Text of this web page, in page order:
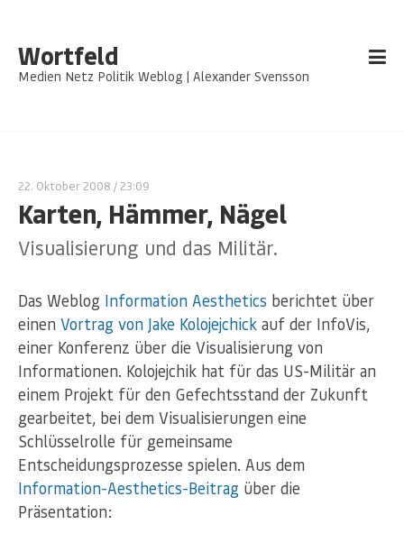
Wortfeld
Medien Netz Politik Weblog | Alexander Svensson
22. Oktober 2008 / 23:09
Karten, Hämmer, Nägel
Visualisierung und das Militär.
Das Weblog Information Aesthetics berichtet über
einen Vortrag von Jake Kolojejchick auf der InfoVis,
einer Konferenz über die Visualisierung von
Informationen. Kolojejchik hat für das US-Militär an
einem Projekt für den Gefechtsstand der Zukunft
gearbeitet, bei dem Visualisierungen eine
Schlüsselrolle für gemeinsame
Entscheidungsprozesse spielen. Aus dem
Information-Aesthetics-Beitrag über die
Präsentation: